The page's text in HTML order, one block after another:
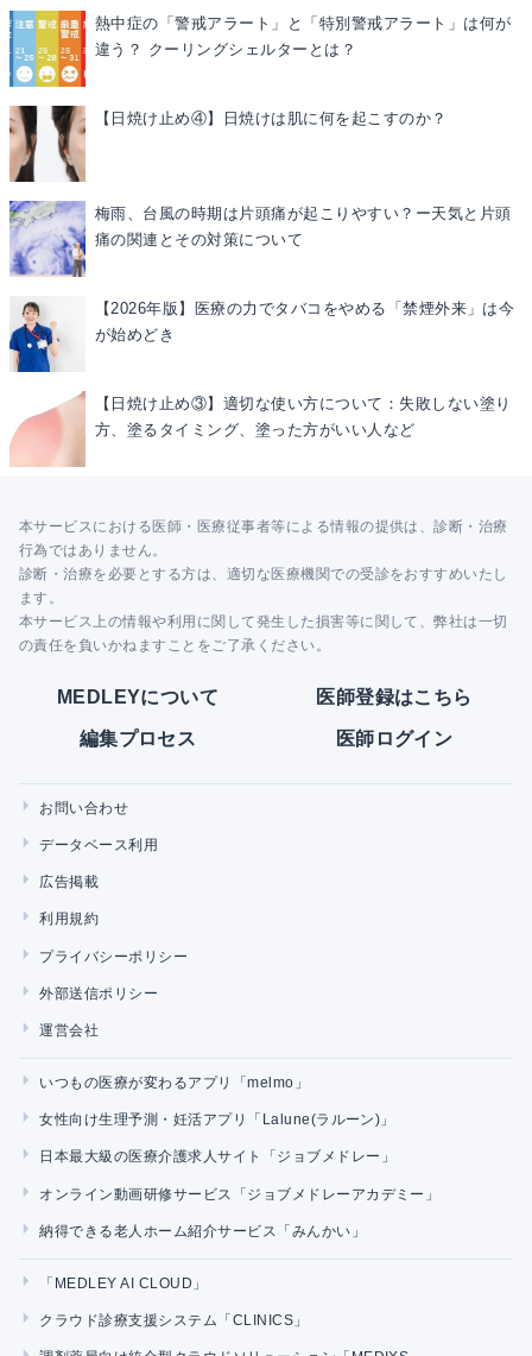
熱中症の「警戒アラート」と「特別警戒アラート」は何が
違う？ クーリングシェルターとは？
【日焼け止め④】日焼けは肌に何を起こすのか？
梅雨、台風の時期は片頭痛が起こりやすい？ー天気と片頭
痛の関連とその対策について
【2026年版】医療の力でタバコをやめる「禁煙外来」は今
が始めどき
【日焼け止め③】適切な使い方について：失敗しない塗り
方、塗るタイミング、塗った方がいい人など
本サービスにおける医師・医療従事者等による情報の提供は、診断・治療
行為ではありません。
診断・治療を必要とする方は、適切な医療機関での受診をおすすめいたし
ます。
本サービス上の情報や利用に関して発生した損害等に関して、弊社は一切
の責任を負いかねますことをご了承ください。
MEDLEYについて 医師登録はこちら
編集プロセス 医師ログイン
お問い合わせ
データベース利用
広告掲載
利用規約
プライバシーポリシー
外部送信ポリシー
運営会社
いつもの医療が変わるアプリ「melmo」
女性向け生理予測・妊活アプリ「Lalune(ラルーン)」
日本最大級の医療介護求人サイト「ジョブメドレー」
オンライン動画研修サービス「ジョブメドレーアカデミー」
納得できる老人ホーム紹介サービス「みんかい」
「MEDLEY AI CLOUD」
クラウド診療支援システム「CLINICS」